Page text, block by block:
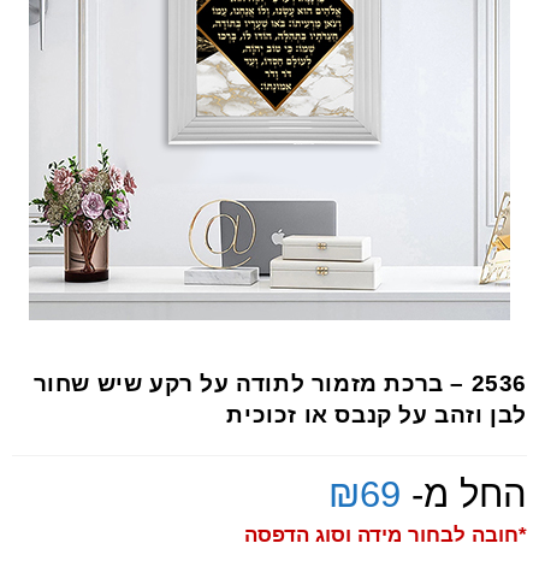
2536 – ברכת מזמור לתודה על רקע שיש שחור
לבן וזהב על קנבס או זכוכית
החל מ- ₪69
*חובה לבחור מידה וסוג הדפסה